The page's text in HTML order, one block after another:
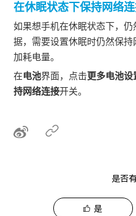
在休眠状态下保持网络
如果想手机在休眠状态下，
据，需要设置休眠时仍然保
加耗电量。
在电池界面，点击更多电池设
持网络连接开关。
是否
是